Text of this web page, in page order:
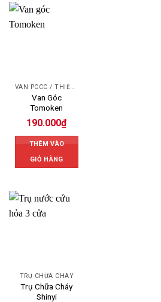
Van Góc
Tomoken
190.000₫
THÊM VÀO
GIỎ HÀNG
TRỤ CHỮA CHÁY
Trụ Chữa Cháy
Shinyi